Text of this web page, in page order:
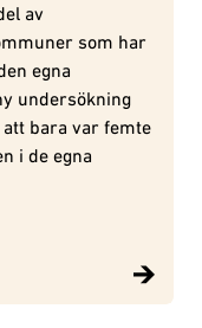
av
som har
egna
undersökning
bara var femte
i de egna